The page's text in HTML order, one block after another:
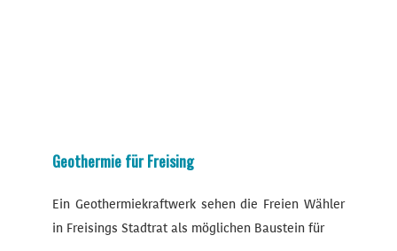
Geothermie für Freising
Ein Geothermiekraftwerk sehen die Freien Wähler
in Freisings Stadtrat als möglichen Baustein für